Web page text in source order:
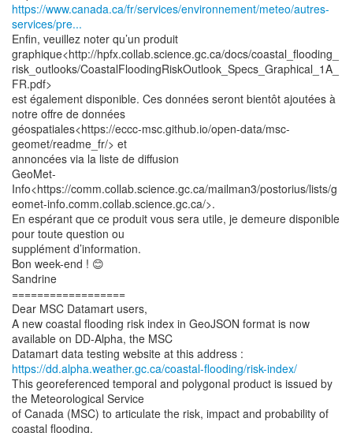
https://www.canada.ca/fr/services/environnement/meteo/autres-
services/pre...
Enfin, veuillez noter qu’un produit
graphique<http://hpfx.collab.science.gc.ca/docs/coastal_flooding_
risk_outlooks/CoastalFloodingRiskOutlook_Specs_Graphical_1A_
FR.pdf>
est également disponible. Ces données seront bientôt ajoutées à
notre offre de données
géospatiales<https://eccc-msc.github.io/open-data/msc-
geomet/readme_fr/> et
annoncées via la liste de diffusion
GeoMet-
Info<https://comm.collab.science.gc.ca/mailman3/postorius/lists/g
eomet-info.comm.collab.science.gc.ca/>.
En espérant que ce produit vous sera utile, je demeure disponible
pour toute question ou
supplément d’information.
Bon week-end ! 😊
Sandrine
==================
Dear MSC Datamart users,
A new coastal flooding risk index in GeoJSON format is now
available on DD-Alpha, the MSC
https://dd.alpha.weather.gc.ca/coastal-flooding/risk-index/
This georeferenced temporal and polygonal product is issued by
the Meteorological Service
of Canada (MSC) to articulate the risk, impact and probability of
coastal flooding.